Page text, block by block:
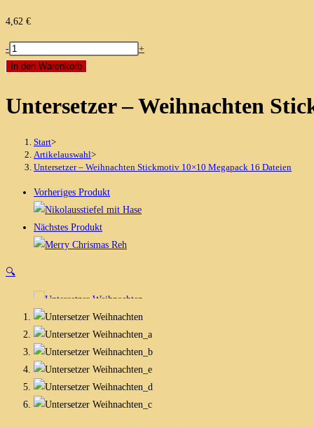
4,62 €
Untersetzer
Stickmotiv
Dateien
-
+
In den Warenkorb
Untersetzer – Weihnachten
Start>
Artikelauswahl>
Untersetzer – Weihnachten Stickmotiv 10×10 Megapack 16 Dateien
Vorheriges Produkt
Nächstes Produkt
🔍